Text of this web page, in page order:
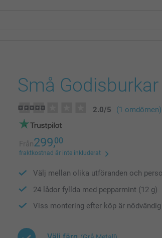
Små Godisburkar
2.0/5 (1 omdömen)
Från299,00
fraktkostnad är inte inkluderat
Välj mellan olika utföranden och
24 lådor fyllda med pepparmint (12 g)
Viss montering efter köp är nödvändig